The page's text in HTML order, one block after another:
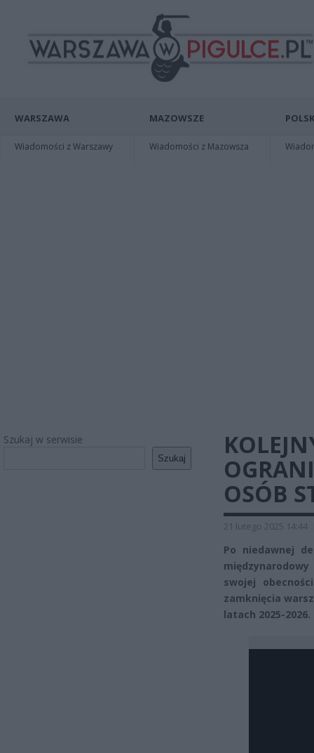
WARSZAWA
Wiadomości z Warszawy
MAZOWSZE
Wiadomości z Mazowsza
Szukaj w serwisie
Szukaj
OSÓB
21 lutego 2025 14:44
Po niedawnej
swojej
zamknięcia
latach 2025-2026.